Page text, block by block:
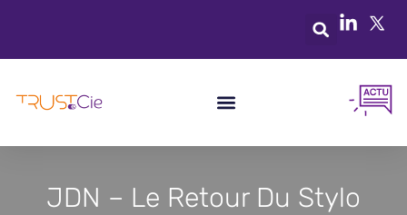
JDN – Le Retour Du Stylo